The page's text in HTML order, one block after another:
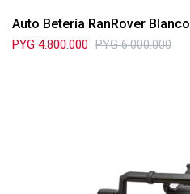
Auto Betería RanRover Blanco
PYG 4.800.000 PYG 6.000.000